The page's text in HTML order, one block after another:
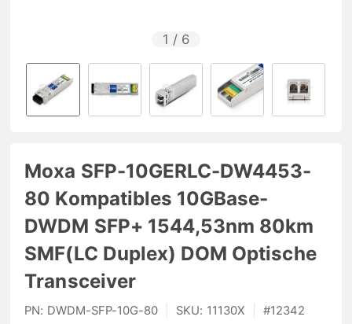
1 / 6
Moxa SFP-10GERLC-DW4453-
80 Kompatibles 10GBase-
DWDM SFP+ 1544,53nm 80km
SMF(LC Duplex) DOM Optische
Transceiver
PN: DWDM-SFP-10G-80 SKU: 11130X #12342